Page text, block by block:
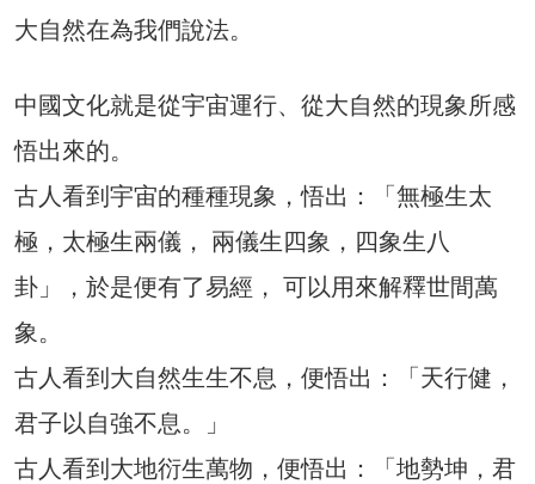
大自然在為我們說法。
中國文化就是從宇宙運行、從大自然的現象所感
悟出來的。
古人看到宇宙的種種現象，悟出：「無極生太
極，太極生兩儀， 兩儀生四象，四象生八
卦」，於是便有了易經， 可以用來解釋世間萬
象。
古人看到大自然生生不息，便悟出：「天行健，
君子以自強不息。」
古人看到大地衍生萬物，便悟出：「地勢坤，君